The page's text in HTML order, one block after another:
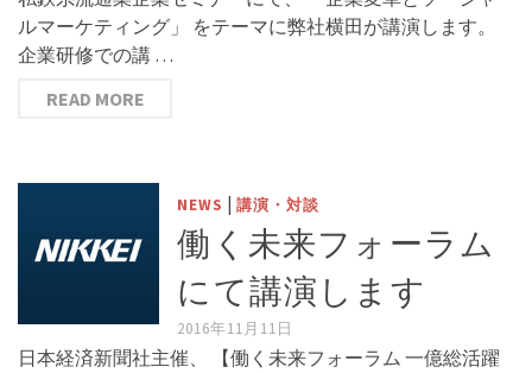
ルマーケティング」 をテーマに弊社横田が講演します。
企業研修での講 …
READ MORE
NEWS |講演・対談
働く未来フォーラム
にて講演します
2016年11月11日
日本経済新聞社主催、 【働く未来フォーラム 一億総活躍